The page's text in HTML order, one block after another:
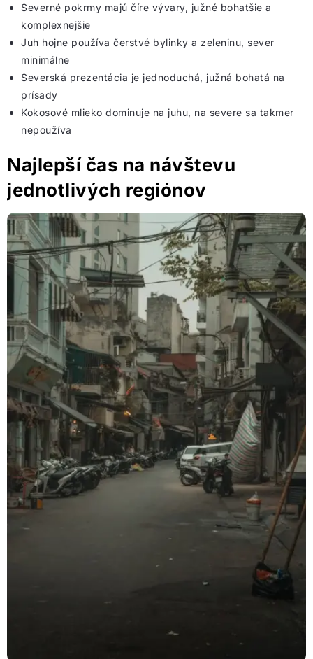
Severné pokrmy majú číre vývary, južné bohatšie a
komplexnejšie
Juh hojne používa čerstvé bylinky a zeleninu, sever
minimálne
Severská prezentácia je jednoduchá, južná bohatá na
prísady
Kokosové mlieko dominuje na juhu, na severe sa takmer
nepoužíva
Najlepší čas na návštevu
jednotlivých regiónov